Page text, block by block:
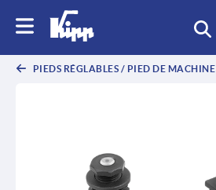
PIEDS RÉGLABLES / PIED DE MACHINE